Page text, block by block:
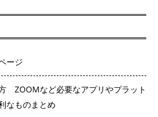
ージ
ZOOMなど必要なアプリやプラット
なものまとめ